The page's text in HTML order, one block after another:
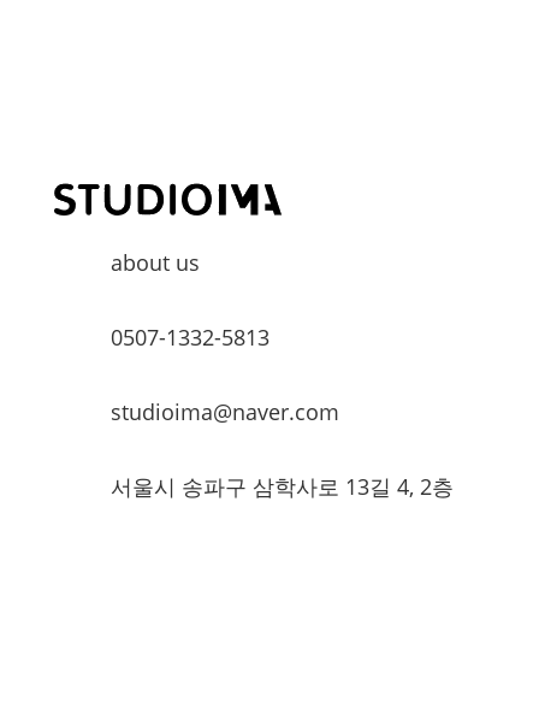
about us
0507-1332-5813
studioima@naver.com
서울시 송파구 삼학사로 13길 4, 2층